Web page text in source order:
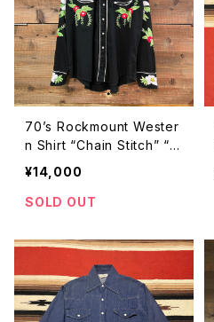
70’s Rockmount Wester
n Shirt “Chain Stitch” “Fl
ower”
¥14,000
SOLD OUT